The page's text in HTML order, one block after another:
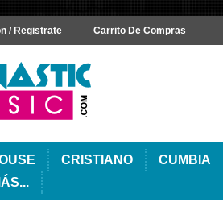
/ Registrate Carrito De Compras
CRISTIANO CUMBIA